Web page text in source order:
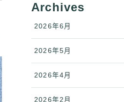
Archives
2026年6月
2026年5月
2026年4月
2026年2月